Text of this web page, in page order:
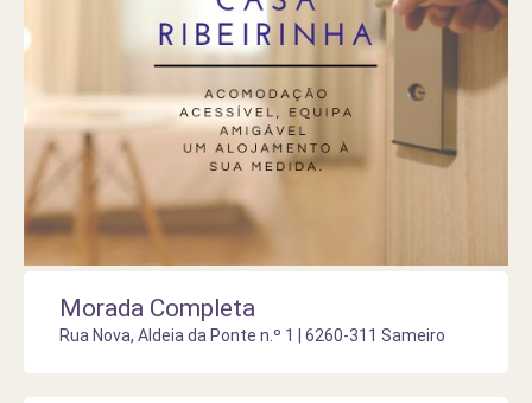
Morada Completa
Rua Nova, Aldeia da Ponte n.º 1 | 6260-311 Sameiro